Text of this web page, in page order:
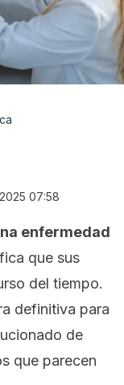
07:58
enfermedad
que sus
del tiempo.
definitiva para
de
que parecen